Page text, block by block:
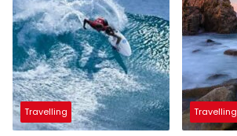
Travelling Travelling